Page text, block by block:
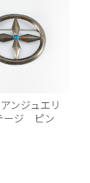
ンジュエリ
ージ ピン